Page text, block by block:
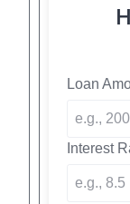
Loan
Interest